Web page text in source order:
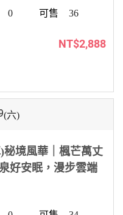
0 36
NT$2,888
(六)
境風華｜楓芒萬丈
好安眠，漫步雲端